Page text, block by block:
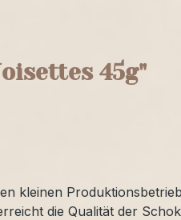
45g"
kleinen
die Qualität der